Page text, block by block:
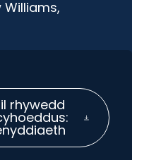
Williams,
rhywedd